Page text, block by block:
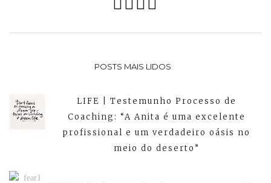
POSTS MAIS LIDOS
LIFE | Testemunho Processo de
Coaching: “A Anita é uma excelente
profissional e um verdadeiro oásis no
meio do deserto”